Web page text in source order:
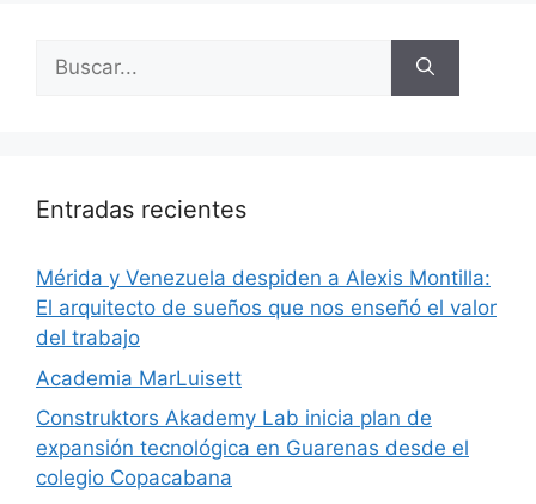
Entradas recientes
​Mérida y Venezuela despiden a Alexis Montilla:
El arquitecto de sueños que nos enseñó el valor
del trabajo
Academia MarLuisett
Construktors Akademy Lab inicia plan de
expansión tecnológica en Guarenas desde el
colegio Copacabana